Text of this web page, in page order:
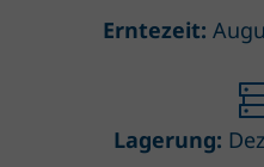
Erntezeit:
Lagerung: